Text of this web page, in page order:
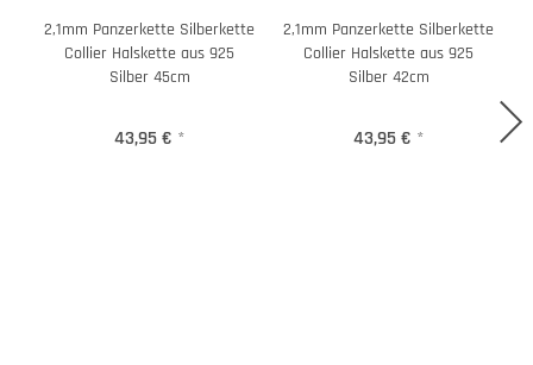
2,1mm Panzerkette Silberkette
Collier Halskette aus 925
Silber 45cm
43,95 € *
2,1mm Panzerkette Silberkette
Collier Halskette aus 925
Silber 42cm
43,95 € *